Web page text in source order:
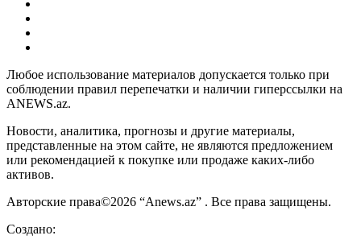
Любое использование материалов допускается только при
соблюдении правил перепечатки и наличии гиперссылки на
ANEWS.az.
Новости, аналитика, прогнозы и другие материалы,
представленные на этом сайте, не являются предложением
или рекомендацией к покупке или продаже каких-либо
активов.
Авторские права©2026 “Anews.az” . Все права защищены.
Создано: